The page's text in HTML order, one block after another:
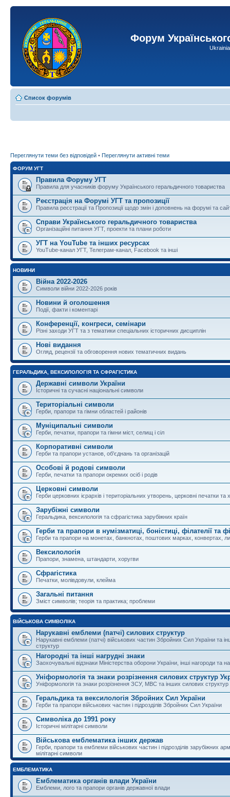
Форум
Список форумів
Переглянути теми без відповідей • Переглянути активні теми
ФОРУМ УГТ
Правила Форуму УГТ
Правила для учасників форуму Українського геральдичного товариства
Реєстрація на Форумі УГТ та пропозиції
Правила реєстрації та Пропозиції щодо змін і доповнень на форумі та
Справи Українського геральдичного товариства
Організаційні питання УГТ, проекти та плани роботи
УГТ на YouTube та інших ресурсах
YouTube-канал УГТ, Телеграм-канал, Facebook та інші
НОВИНИ
Війна 2022-2026
Символи війни 2022-2026 років
Новини й оголошення
Події, факти і коментарі
Конференції, конгреси, семінари
Різні заходи УГТ та з тематики спеціальних історичних дисциплін
Нові видання
Огляд, рецензії та обговорення нових тематичних видань
ГЕРАЛЬДИКА, ВЕКСИЛОЛОГІЯ ТА СФРАГІСТИКА
Державні символи України
Історичні та сучасні національні символи
Територіальні символи
Герби, прапори та гімни областей і районів
Муніципальні символи
Герби, печатки, прапори та гімни міст, селищ і сіл
Корпоративні символи
Герби та прапори установ, об'єднань та організацій
Особові й родові символи
Герби, печатки та прапори окремих осіб і родів
Церковні символи
Герби церковних ієрархів і територіальних утворень, церковні печатки та
Зарубіжні символи
Геральдика, вексилологія та сфрагістика зарубіжних країн
Герби та прапори в нумізматиці, боністиці, філателії та
Герби та прапори на монетах, банкнотах, поштових марках, конвертах,
Вексилологія
Прапори, знамена, штандарти, хоругви
Сфрагістика
Печатки, молівдовули, клейма
Загальні питання
Зміст символів; теорія та практика; проблеми
ВІЙСЬКОВА СИМВОЛІКА
Нарукавні емблеми (патчі) силових структур
Нарукавні емблеми (патчі) військових частин Збройних Сил України та
структур
Нагородні та інші нагрудні знаки
Заохочувальні відзнаки Міністерства оборони України, інші нагороди та
Уніформологія та знаки розрізнення силових структур
Уніформологія та знаки розрізнення ЗСУ, МВС та інших силових структур
Геральдика та вексилологія Збройних Сил України
Герби та прапори військових частин і підрозділів Збройних Сил України
Символіка до 1991 року
Історичні мілітарні символи
Військова емблематика інших держав
Герби, прапори та емблеми військових частин і підрозділів зарубіжних
мілітарні символи
ЕМБЛЕМАТИКА
Емблематика органів влади України
Емблеми, лого та прапори органів державної влади